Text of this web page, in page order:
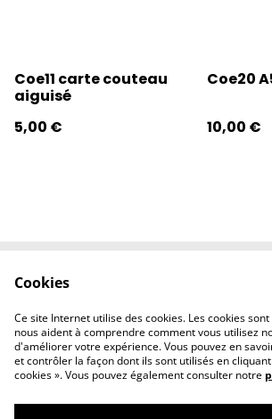
Coe11 carte couteau
aiguisé
5,00 €
Coe20
10,00 €
Contactez-nous
Politique de
confidentialité
Cookies
Ce site Internet utilise des cookies. Les cookies
nous aident à comprendre comment vous utilisez
d'améliorer votre expérience. Vous pouvez en
et contrôler la façon dont ils sont utilisés en
cookies ». Vous pouvez également consulter notre